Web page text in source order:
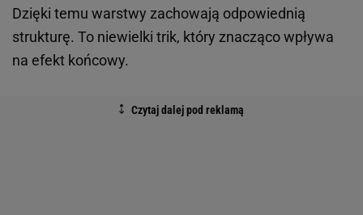
Dzięki temu warstwy zachowają odpowiednią
strukturę. To niewielki trik, który znacząco wpływa
na efekt końcowy.